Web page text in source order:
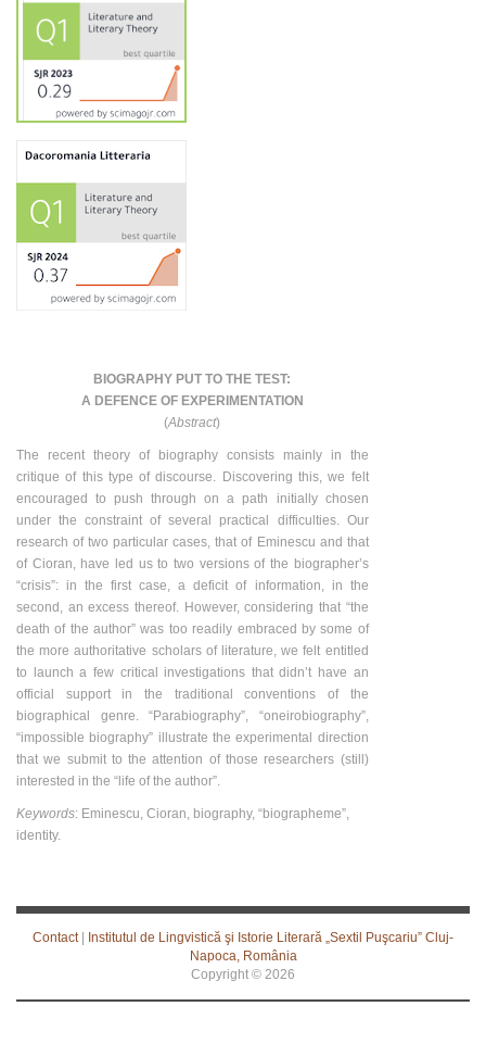
BIOGRAPHY PUT TO THE TEST:
A DEFENCE OF EXPERIMENTATION
(Abstract)
The recent theory of biography consists mainly in the
critique of this type of discourse. Discovering this, we felt
encouraged to push through on a path initially chosen
under the constraint of several practical difficulties. Our
research of two particular cases, that of Eminescu and that
of Cioran, have led us to two versions of the biographer’s
“crisis”: in the first case, a deficit of information, in the
second, an excess thereof. However, considering that “the
death of the author” was too readily embraced by some of
the more authoritative scholars of literature, we felt entitled
to launch a few critical investigations that didn’t have an
official support in the traditional conventions of the
biographical genre. “Parabiography”, “oneirobiography”,
“impossible biography” illustrate the experimental direction
that we submit to the attention of those researchers (still)
interested in the “life of the author”.
Keywords: Eminescu, Cioran, biography, “biographeme”,
identity.
Contact|
Institutul de Lingvistică şi Istorie Literară „Sextil Puşcariu” Cluj-
Napoca, România
Copyright © 2026